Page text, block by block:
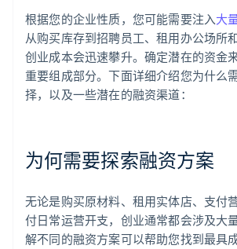
根据您的企业性质，您可能需要注入大
从购买库存到招聘员工、租用办公场所
创业成本会迅速攀升。确定潜在的资金
重要组成部分。下面详细介绍您为什么
择，以及一些潜在的融资渠道：
为何需要探索融资方案
无论是购买原材料、租用实体店、支付
付日常运营开支，创业通常都会涉及大
解不同的融资方案可以帮助您找到最具